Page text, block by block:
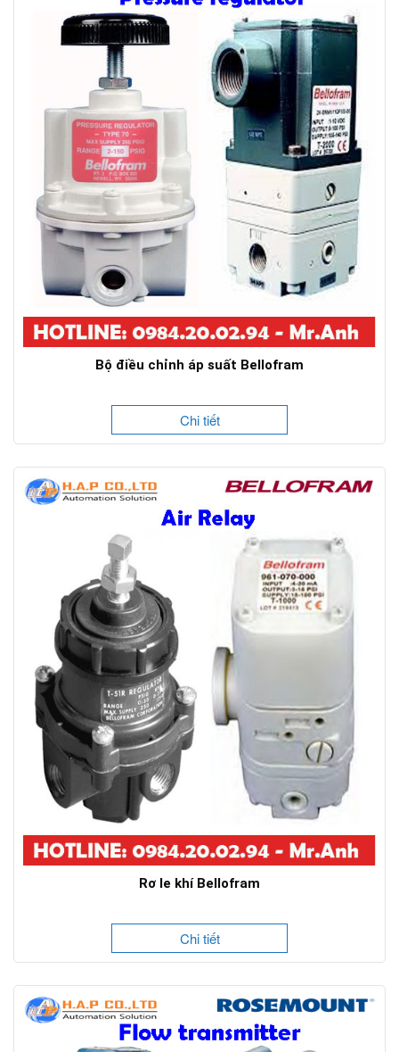
Bộ điều chỉnh áp suất Bellofram
Chi tiết
Rơ le khí Bellofram
Chi tiết